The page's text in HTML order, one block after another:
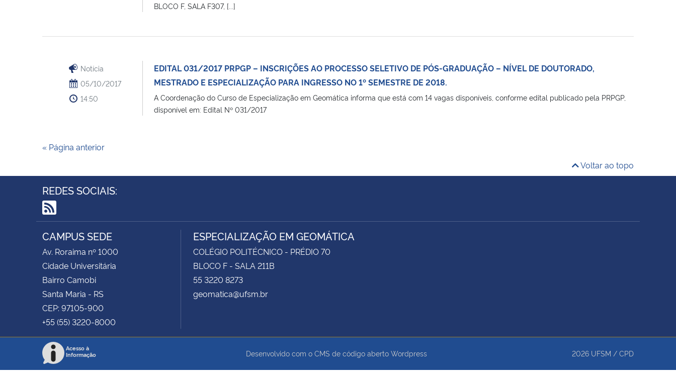
BLOCO F, SALA F307, [...]
Notícia
05/10/2017
14:50
EDITAL 031/2017 PRPGP – INSCRIÇÕES AO PROCESSO SELETIVO DE PÓS-GRADUAÇÃO – NÍVEL DE DOUTORADO,
MESTRADO E ESPECIALIZAÇÃO PARA INGRESSO NO 1º SEMESTRE DE 2018.
A Coordenação do Curso de Especialização em Geomática informa que está com 14 vagas disponíveis, conforme edital publicado pela PRPGP,
disponível em: Edital Nº 031/2017
« Página anterior
Voltar ao topo
REDES SOCIAIS:
RSS
CAMPUS SEDE
Av. Roraima nº 1000
Cidade Universitária
Bairro Camobi
Santa Maria - RS
CEP: 97105-900
+55 (55) 3220-8000
ESPECIALIZAÇÃO EM GEOMÁTICA
COLÉGIO POLITÉCNICO - PRÉDIO 70
BLOCO F - SALA 211B
55 3220 8273
geomatica@ufsm.br
Acesso à
Informação
Desenvolvido com o CMS de código aberto Wordpress 2026 UFSM / CPD